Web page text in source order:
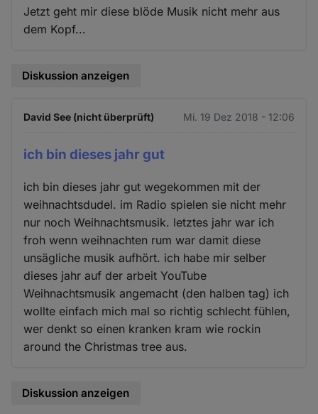
Jetzt geht mir diese blöde Musik nicht mehr aus
dem Kopf...
Diskussion anzeigen
David See (nicht überprüft) Mi. 19 Dez 2018 - 12:06
ich bin dieses jahr gut
ich bin dieses jahr gut wegekommen mit der
weihnachtsdudel. im Radio spielen sie nicht mehr
nur noch Weihnachtsmusik. letztes jahr war ich
froh wenn weihnachten rum war damit diese
unsägliche musik aufhört. ich habe mir selber
dieses jahr auf der arbeit YouTube
Weihnachtsmusik angemacht (den halben tag) ich
wollte einfach mich mal so richtig schlecht fühlen,
wer denkt so einen kranken kram wie rockin
around the Christmas tree aus.
Diskussion anzeigen